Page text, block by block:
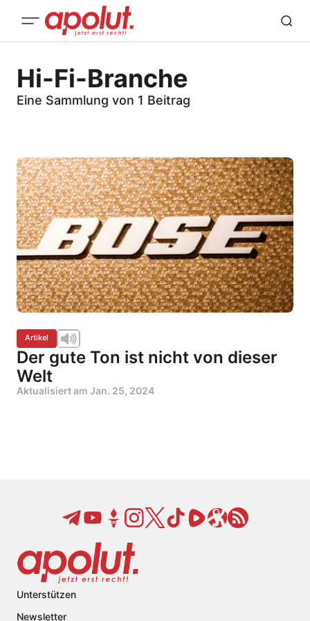
Hi-Fi-Branche
Eine Sammlung von 1 Beitrag
Artikel
Der gute Ton ist nicht von dieser
Welt
Aktualisiert am Jan. 25, 2024
Unterstützen
Newsletter